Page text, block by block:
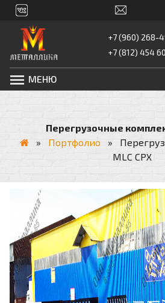
+7 (960) 268-
+7 (812) 454
МЕНЮ
Перегрузочные
»
Портфолио »
MLC CPX